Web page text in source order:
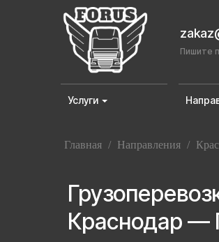
Пишите
Услуги
Главная / Направления /
Краснодар —